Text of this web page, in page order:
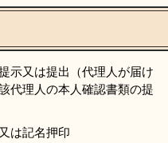
示又は提出（代理人が届け
代理人の本人確認書類の提
は記名押印